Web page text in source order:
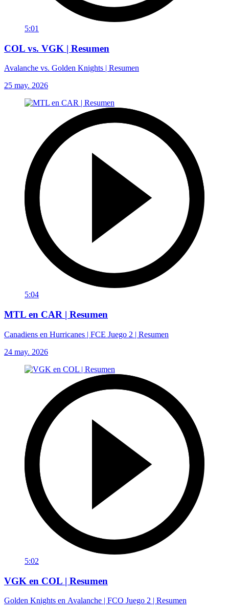
5:01
COL vs. VGK | Resumen
Avalanche vs. Golden Knights | Resumen
25 may. 2026
5:04
MTL en CAR | Resumen
Canadiens en Hurricanes | FCE Juego 2 | Resumen
24 may. 2026
5:02
VGK en COL | Resumen
Golden Knights en Avalanche | FCO Juego 2 | Resumen